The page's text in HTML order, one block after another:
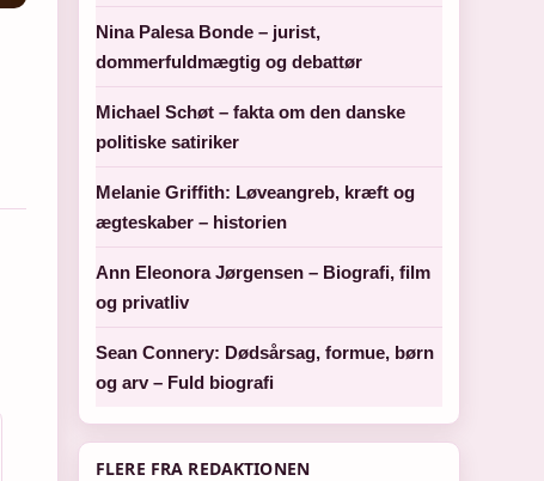
Nina Palesa Bonde – jurist,
dommerfuldmægtig og debattør
Michael Schøt – fakta om den danske
politiske satiriker
Melanie Griffith: Løveangreb, kræft og
ægteskaber – historien
Ann Eleonora Jørgensen – Biografi, film
og privatliv
Sean Connery: Dødsårsag, formue, børn
og arv – Fuld biografi
FLERE FRA REDAKTIONEN